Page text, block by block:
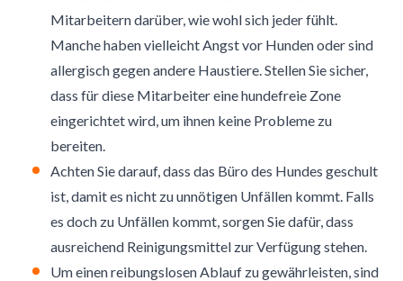
Mitarbeitern darüber, wie wohl sich jeder fühlt.
Manche haben vielleicht Angst vor Hunden oder sind
allergisch gegen andere Haustiere. Stellen Sie sicher,
dass für diese Mitarbeiter eine hundefreie Zone
eingerichtet wird, um ihnen keine Probleme zu
bereiten.
Achten Sie darauf, dass das Büro des Hundes geschult
ist, damit es nicht zu unnötigen Unfällen kommt. Falls
es doch zu Unfällen kommt, sorgen Sie dafür, dass
ausreichend Reinigungsmittel zur Verfügung stehen.
Um einen reibungslosen Ablauf zu gewährleisten, sind